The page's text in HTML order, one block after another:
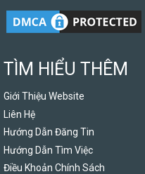
TÌM HIỂU THÊM
Giới Thiệu Website
Liên Hệ
Hướng Dẫn Đăng Tin
Hướng Dẫn Tìm Việc
Điều Khoản Chính Sách